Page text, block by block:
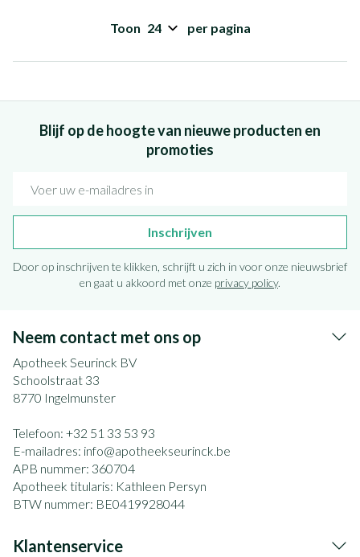
Toon per pagina
Blijf op de hoogte van nieuwe producten en
promoties
Inschrijven
Door op inschrijven te klikken, schrijft u zich in voor onze nieuwsbrief
en gaat u akkoord met onze privacy policy.
Neem contact met ons op
Apotheek Seurinck BV
Schoolstraat 33
8770 Ingelmunster
Telefoon: +32 51 33 53 93
E-mailadres: info@apotheekseurinck.be
APB nummer: 360704
Apotheek titularis: Kathleen Persyn
BTW nummer: BE0419928044
Klantenservice